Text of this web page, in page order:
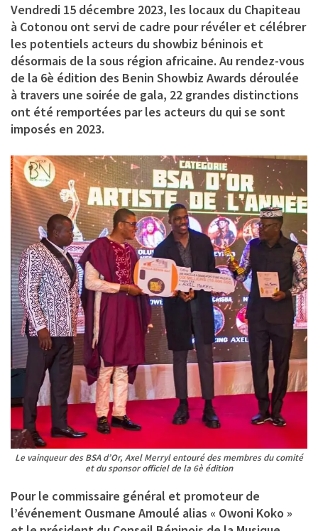
Vendredi 15 décembre 2023, les locaux du Chapiteau
à Cotonou ont servi de cadre pour révéler et célébrer
les potentiels acteurs du showbiz béninois et
désormais de la sous région africaine. Au rendez-vous
de la 6è édition des Benin Showbiz Awards déroulée
à travers une soirée de gala, 22 grandes distinctions
ont été remportées par les acteurs du qui se sont
imposés en 2023.
Le vainqueur des BSA d’Or, Axel Merryl entouré des membres du comité
et du sponsor officiel de la 6è édition
Pour le commissaire général et promoteur de
l’événement Ousmane Amoulé alias « Owoni Koko »